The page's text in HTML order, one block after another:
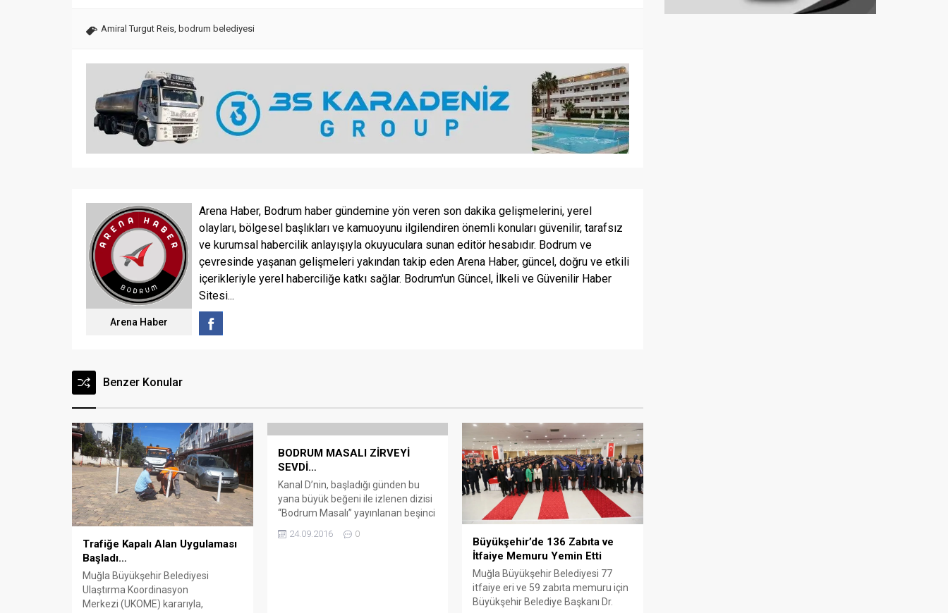
Amiral Turgut Reis bodrum belediyesi
Arena Haber
Arena Haber, Bodrum haber gündemine yön veren son dakika gelişmelerini, yerel
olayları, bölgesel başlıkları ve kamuoyunu ilgilendiren önemli konuları güvenilir, tarafsız
ve kurumsal habercilik anlayışıyla okuyuculara sunan editör hesabıdır. Bodrum ve
çevresinde yaşanan gelişmeleri yakından takip eden Arena Haber, güncel, doğru ve etkili
içerikleriyle yerel haberciliğe katkı sağlar. Bodrum'un Güncel, İlkeli ve Güvenilir Haber
Sitesi...
Benzer Konular
Trafiğe Kapalı Alan Uygulaması
Başladı…
Muğla Büyükşehir Belediyesi
Ulaştırma Koordinasyon
Merkezi (UKOME) kararıyla,
BODRUM MASALI ZİRVEYİ
SEVDİ…
Kanal D’nin, başladığı günden bu
yana büyük beğeni ile izlenen dizisi
“Bodrum Masalı” yayınlanan beşinci
bölümü ile yine zirveye oturdu
Sosyal medyada da #BüyükSınav
24.09.2016 0
Büyükşehir’de 136 Zabıta ve
İtfaiye Memuru Yemin Etti
Muğla Büyükşehir Belediyesi 77
itfaiye eri ve 59 zabıta memuru için
Büyükşehir Belediye Başkanı Dr.